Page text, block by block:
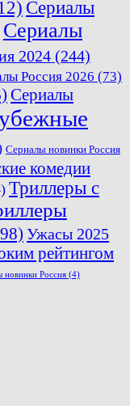
Сериалы
Сериалы
2024 (244)
Россия 2026 (73)
Сериалы
Сериалы новинки Россия
комедии
Триллеры с
Ужасы 2025
рейтингом
новинки Россия (4)